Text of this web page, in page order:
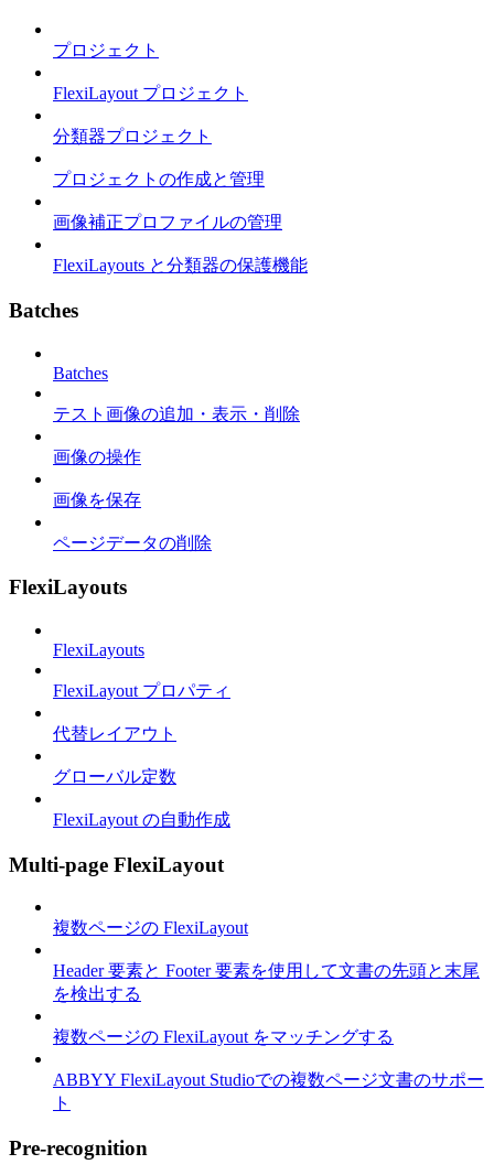
プロジェクト
FlexiLayout プロジェクト
分類器プロジェクト
プロジェクトの作成と管理
画像補正プロファイルの管理
FlexiLayouts と分類器の保護機能
Batches
Batches
テスト画像の追加・表示・削除
画像の操作
画像を保存
ページデータの削除
FlexiLayouts
FlexiLayouts
FlexiLayout プロパティ
代替レイアウト
グローバル定数
FlexiLayout の自動作成
Multi-page FlexiLayout
複数ページの FlexiLayout
Header 要素と Footer 要素を使用して文書の先頭と末尾
を検出する
複数ページの FlexiLayout をマッチングする
ABBYY FlexiLayout Studioでの複数ページ文書のサポー
ト
Pre-recognition